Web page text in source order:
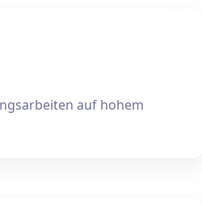
auf hohem